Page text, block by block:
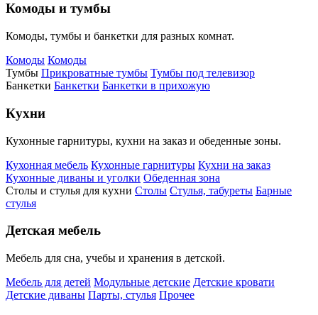
Комоды и тумбы
Комоды, тумбы и банкетки для разных комнат.
Комоды Комоды
Тумбы Прикроватные тумбы Тумбы под телевизор
Банкетки Банкетки Банкетки в прихожую
Кухни
Кухонные гарнитуры, кухни на заказ и обеденные зоны.
Кухонная мебель Кухонные гарнитуры Кухни на заказ
Кухонные диваны и уголки Обеденная зона
Столы и стулья для кухни Столы Стулья, табуреты Барные
стулья
Детская мебель
Мебель для сна, учебы и хранения в детской.
Мебель для детей Модульные детские Детские кровати
Детские диваны Парты, стулья Прочее